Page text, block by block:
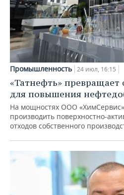
Промышленность 24 июл, 16:15
«Татнефть» превращает
для повышения
На мощностях ООО
производить поверхностно-
отходов собственного